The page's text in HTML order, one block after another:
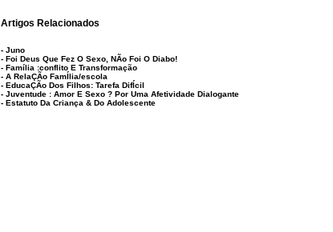
Artigos Relacionados
- Juno
- Foi Deus Que Fez O Sexo, NÃo Foi O Diabo!
- Família :conflito E Transformação
- A RelaÇÃo FamÍlia/escola
- EducaÇÃo Dos Filhos: Tarefa DifÍcil
- Juventude : Amor E Sexo ? Por Uma Afetividade Dialogante
- Estatuto Da Criança & Do Adolescente